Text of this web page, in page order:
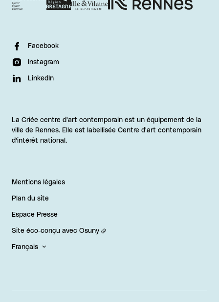
Facebook
Instagram
LinkedIn
La Criée centre d'art contemporain est un équipement de la
ville de Rennes. Elle est labellisée Centre d'art contemporain
d'intérêt national.
Mentions légales
Plan du site
Espace Presse
Site éco-conçu avec Osuny
Français